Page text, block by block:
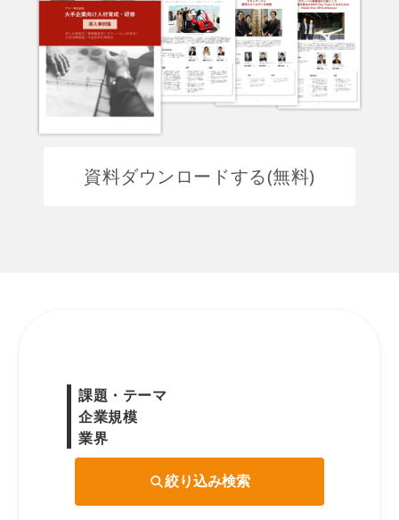
資料ダウンロードする(無料)
課題・テーマ
企業規模
業界
絞り込み検索